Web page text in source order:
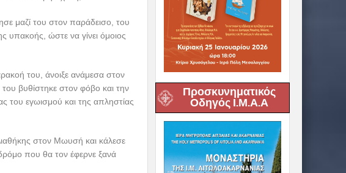
μαζί του στον παράδεισο, του
υπακοής, ώστε να γίνει όμοιος
του, άνοιξε ανάμεσα στον
βυθίστηκε στον φόβο και την
του εγωισμού και της απληστίας
στον Μωυσή και κάλεσε
που θα τον έφερνε ξανά
Προσκυνηματικός
Οδηγός Ι.Μ.Α.Α